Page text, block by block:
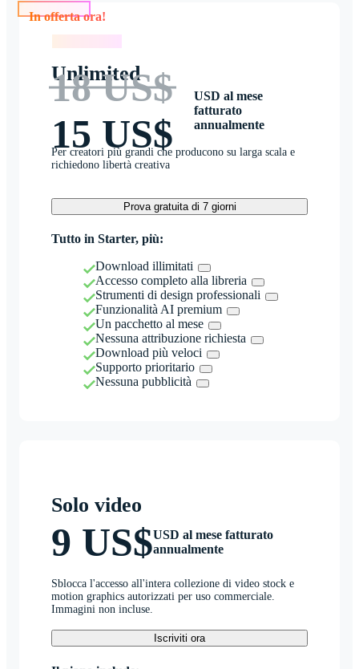
Unlimited
18 US$
15 US$
USD al mese
fatturato
annualmente
Per creatori più grandi che producono su larga scala e
richiedono libertà creativa
Prova gratuita di 7 giorni
Tutto in Starter, più:
Download illimitati
Accesso completo alla libreria
Strumenti di design professionali
Funzionalità AI premium
Un pacchetto al mese
Nessuna attribuzione richiesta
Download più veloci
Supporto prioritario
Nessuna pubblicità
Solo video
9 US$USD al mese fatturato
annualmente
Sblocca l'accesso all'intera collezione di video stock e
motion graphics autorizzati per uso commerciale.
Immagini non incluse.
Iscriviti ora